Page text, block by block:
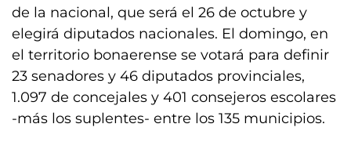
de la nacional, que será el 26 de octubre y
elegirá diputados nacionales. El domingo, en
el territorio bonaerense se votará para definir
23 senadores y 46 diputados provinciales,
1.097 de concejales y 401 consejeros escolares
-más los suplentes- entre los 135 municipios.